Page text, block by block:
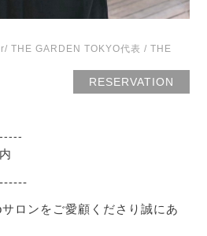
RESERVATION
THE GARDEN TOKYO代表 / THE
ロンをご愛顧くださり誠にあ